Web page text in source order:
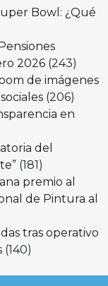
Bowl: ¿Qué
2026 (243)
de imágenes
(206)
en
del
(181)
premio al
de Pintura al
tras operativo
(140)